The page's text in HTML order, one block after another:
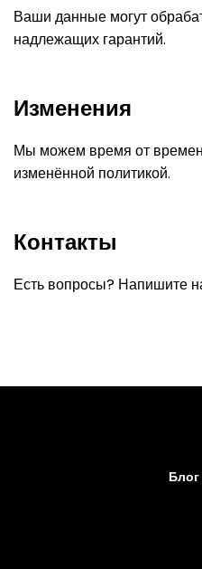
Ваши данные могут
надлежащих гарантий.
Изменения
Мы можем время от
изменённой политикой.
Контакты
Есть вопросы? Напишите
Блог